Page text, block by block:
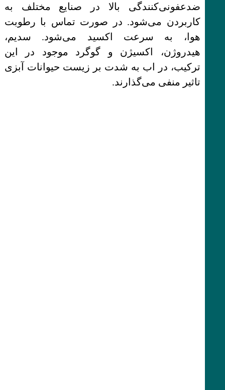
ضدعفونی‌کنندگی بالا در صنایع مختلف به
کاربردن می‌شود. در صورت تماس با رطوبت
هوا، به سرعت اکسید می‌شود. سدیم،
هیدروژن، اکسیژن و گوگرد موجود در این
ترکیب، در اب به شدت بر زیست حیوانات آبزی
تاثیر منفی می‌گذارند.